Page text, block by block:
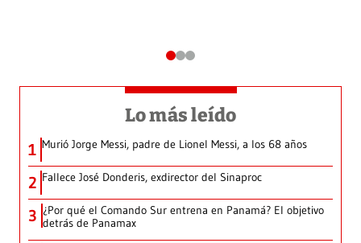
Lo más leído
1 Murió Jorge Messi, padre de Lionel Messi, a los 68 años
2 Fallece José Donderis, exdirector del Sinaproc
3 ¿Por qué el Comando Sur entrena en Panamá? El objetivo
detrás de Panamax